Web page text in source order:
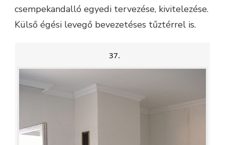
csempekandalló egyedi tervezése, kivitelezése.
Külső égési levegő bevezetéses tűztérrel is.
37.